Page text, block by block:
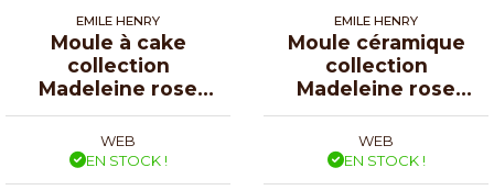
EMILE HENRY
Moule à cake
collection
Madeleine rose
candy 29 cm
WEB
EN STOCK !
EMILE HENRY
Moule céramique
collection
Madeleine rose
candy Ø 27 cm
WEB
EN STOCK !